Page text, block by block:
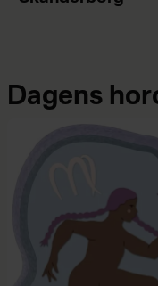
Dagens